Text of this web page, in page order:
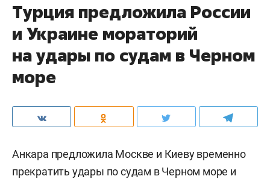
Турция предложила России
и Украине мораторий
на удары по судам в Черном
море
Анкара предложила Москве и Киеву временно
прекратить удары по судам в Черном море и